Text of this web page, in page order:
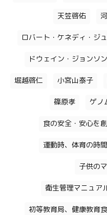
天笠啓佑
ロバート・ケネディ・ジ
ドウェイン・ジョンソン
堀越啓仁 小宮山泰子
篠原孝 ゲノ
食の安全・安心を
運動時、体育の時
子供の
衛生管理マニュア
初等教育局、健康教育